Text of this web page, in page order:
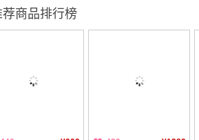
荐商品排行榜